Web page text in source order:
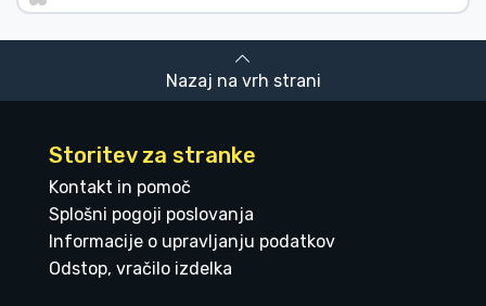
Nazaj na vrh strani
Storitev za stranke
Kontakt in pomoč
Splošni pogoji poslovanja
Informacije o upravljanju podatkov
Odstop, vračilo izdelka